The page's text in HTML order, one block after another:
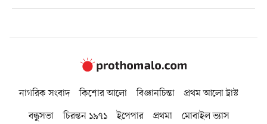
নাগরিক সংবাদ কিশোর আলো বিজ্ঞানচিন্তা
প্রথম আলো ট্রাস্ট
বন্ধুসভা
চিরন্তন ১৯৭১ ইপেপার প্রথমা মোবাইল ভ্যাস